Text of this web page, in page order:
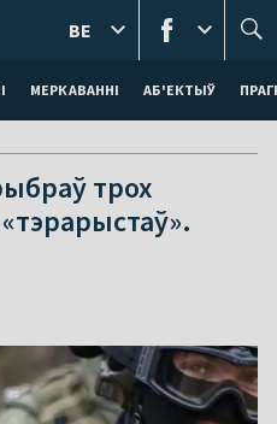
МЕРКАВАННI АБ'ЕКТЫЎ
BE
трох